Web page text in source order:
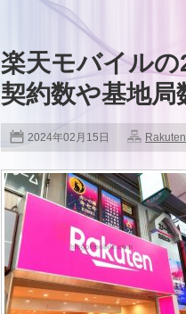
楽天モバイルの
契約数や基地局
2024年02月15日